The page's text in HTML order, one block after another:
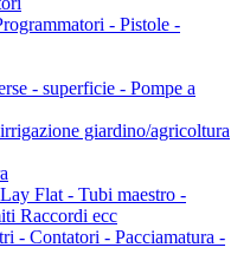
- Pistole -
- superficie - Pompe a
giardino/agricoltura
Flat - Tubi maestro -
Raccordi ecc
- Contatori - Pacciamatura -